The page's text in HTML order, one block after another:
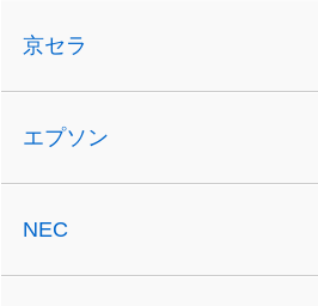
京セラ
エプソン
NEC